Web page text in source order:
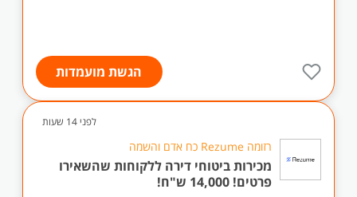
הגשת מועמדות
לפני 14 שעות
רזומה Rezume כח אדם והשמה
מכירות ביטוחי דירה ללקוחות שהשאירו
פרטים! 14,000 ש"ח!